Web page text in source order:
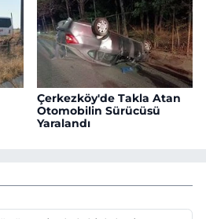
Çerkezköy'de Takla Atan
Otomobilin Sürücüsü
Yaralandı